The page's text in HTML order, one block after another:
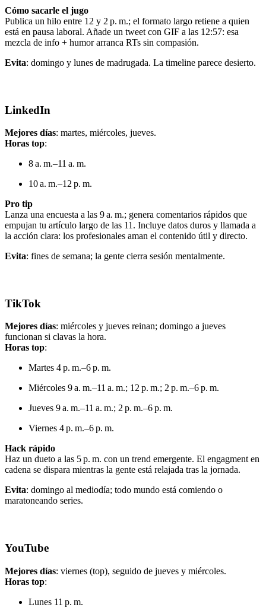
Cómo sacarle el jugo
Publica un hilo entre 12 y 2 p. m.; el formato largo retiene a quien
está en pausa laboral. Añade un tweet con GIF a las 12:57: esa
mezcla de info + humor arranca RTs sin compasión.
Evita: domingo y lunes de madrugada. La timeline parece desierto.
LinkedIn
Mejores días: martes, miércoles, jueves.
Horas top:
8 a. m.–11 a. m.
10 a. m.–12 p. m.
Pro tip
Lanza una encuesta a las 9 a. m.; genera comentarios rápidos que
empujan tu artículo largo de las 11. Incluye datos duros y llamada a
la acción clara: los profesionales aman el contenido útil y directo.
Evita: fines de semana; la gente cierra sesión mentalmente.
TikTok
Mejores días: miércoles y jueves reinan; domingo a jueves
funcionan si clavas la hora.
Horas top:
Martes 4 p. m.–6 p. m.
Miércoles 9 a. m.–11 a. m.; 12 p. m.; 2 p. m.–6 p. m.
Jueves 9 a. m.–11 a. m.; 2 p. m.–6 p. m.
Viernes 4 p. m.–6 p. m.
Hack rápido
Haz un dueto a las 5 p. m. con un trend emergente. El engagment en
cadena se dispara mientras la gente está relajada tras la jornada.
Evita: domingo al mediodía; todo mundo está comiendo o
maratoneando series.
YouTube
Mejores días: viernes (top), seguido de jueves y miércoles.
Horas top:
Lunes 11 p. m.